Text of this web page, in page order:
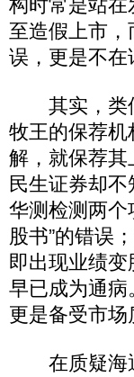
构时常是站
至造假上市
误，更是不在
其实，类似
牧王的保荐
解，就保荐
民生证券却
华测检测两个
股书”的错误
即出现业绩
早已成为通
更是备受市场
在质疑海通